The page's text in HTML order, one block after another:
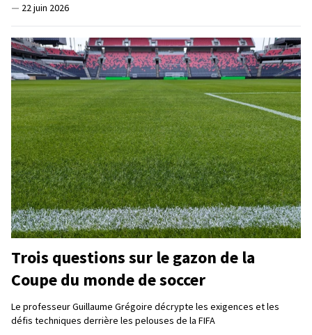
— 22 juin 2026
Trois questions sur le gazon de la
Coupe du monde de soccer
Le professeur Guillaume Grégoire décrypte les exigences et les
défis techniques derrière les pelouses de la FIFA